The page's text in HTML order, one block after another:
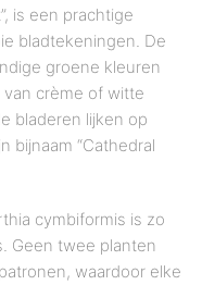
is een prachtige
bladtekeningen. De
groene kleuren
crème of witte
bladeren lijken op
bijnaam “Cathedral
cymbiformis is zo
Geen twee planten
waardoor elke